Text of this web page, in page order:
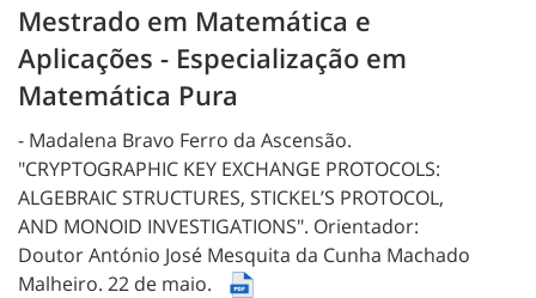
Mestrado em Matemática e
Aplicações - Especialização em
Matemática Pura
- Madalena Bravo Ferro da Ascensão.
"CRYPTOGRAPHIC KEY EXCHANGE PROTOCOLS:
ALGEBRAIC STRUCTURES, STICKEL’S PROTOCOL,
AND MONOID INVESTIGATIONS". Orientador:
Doutor António José Mesquita da Cunha Machado
Malheiro. 22 de maio.